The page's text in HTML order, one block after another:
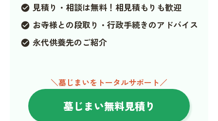
check_circle 見積り・相談は無料！相見積もりも歓迎
check_circle お寺様との段取り・行政手続きのアドバイス
check_circle 永代供養先のご紹介
＼墓じまいをトータルサポート／
墓じまい無料見積り